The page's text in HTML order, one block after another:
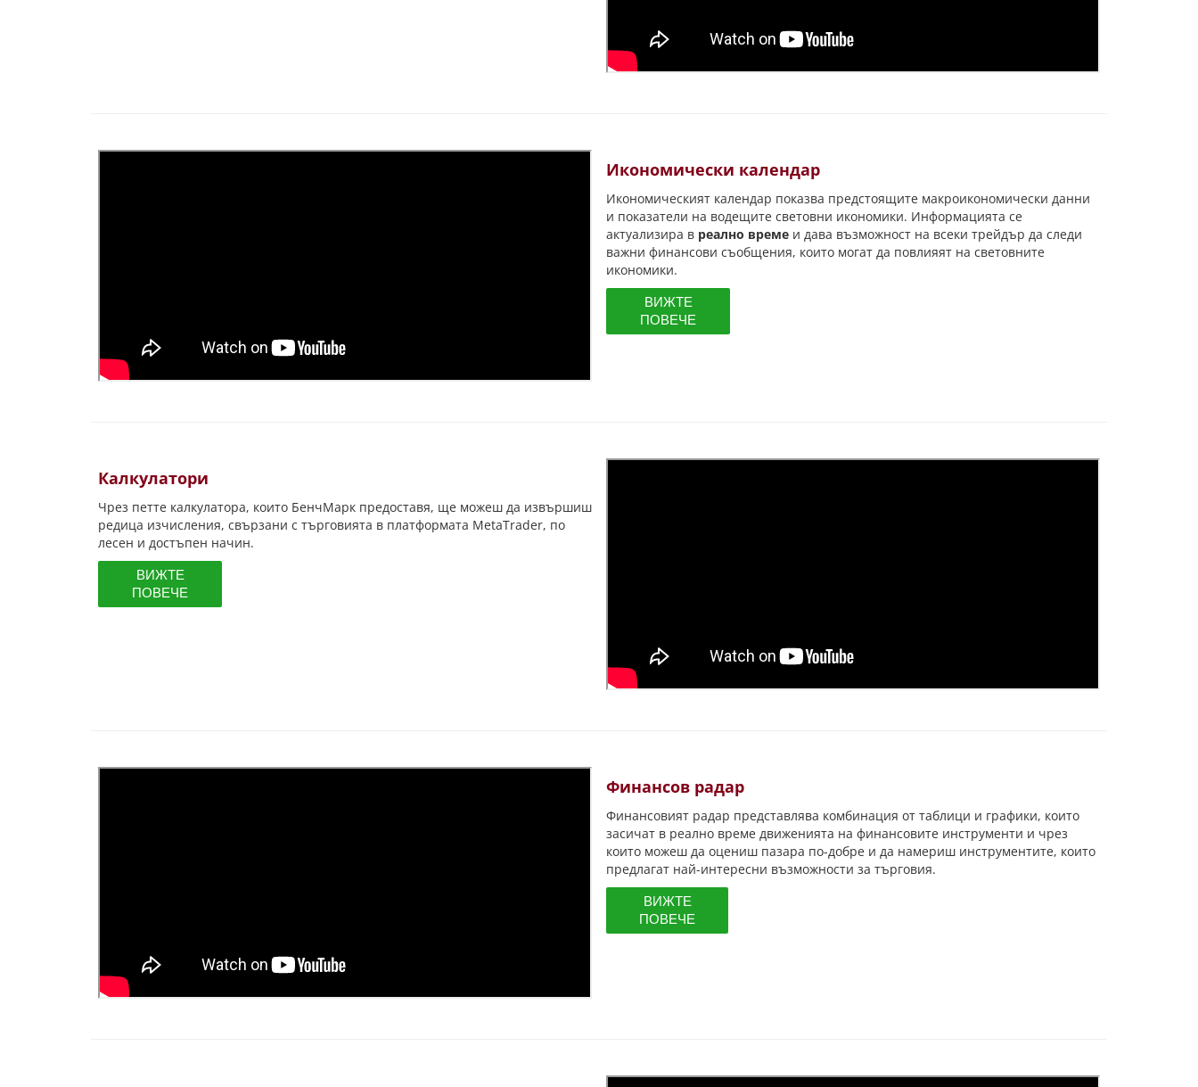
Икономически календар
Икономическият календар показва предстоящите макроикономически данни
и показатели на водещите световни икономики. Информацията се
актуализира в реално време и дава възможност на всеки трейдър да следи
важни финансови съобщения, които могат да повлияят на световните
икономики.
ВИЖТЕ
ПОВЕЧЕ
Калкулатори
Чрез петте калкулатора, които БенчМарк предоставя, ще можеш да извършиш
редица изчисления, свързани с търговията в платформата MetaTrader, по
лесен и достъпен начин.
ВИЖТЕ
ПОВЕЧЕ
Финансов радар
Финансовият радар представлява комбинация от таблици и графики, които
засичат в реално време движенията на финансовите инструменти и чрез
които можеш да оцениш пазара по-добре и да намериш инструментите, които
предлагат най-интересни възможности за търговия.
ВИЖТЕ
ПОВЕЧЕ